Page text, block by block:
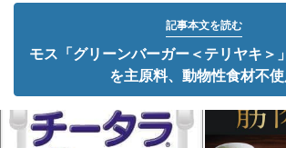
記事本文を読む
モス「グリーンバーガー＜テリヤキ
を主原料、動物性食材不使